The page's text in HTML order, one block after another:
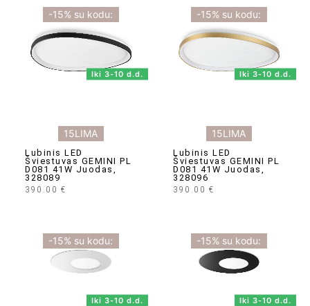
15LIMA
-15% su kodu:
Iki 3-10 d.d.
Lubinis LED
Šviestuvas GEMINI PL
D081 41W Juodas,
328089
390.00 €
15LIMA
-15% su kodu:
Iki 3-10 d.d.
Lubinis LED
Šviestuvas GEMINI PL
D081 41W Juodas,
328096
390.00 €
-15% su kodu:
Iki 3-10 d.d.
-15% su kodu:
Iki 3-10 d.d.